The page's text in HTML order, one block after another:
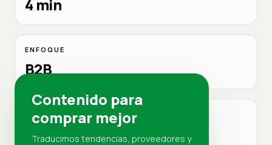
4 min
ENFOQUE
B2B
MERCADO
RD
Contenido para
comprar mejor
Traducimos tendencias, proveedores y